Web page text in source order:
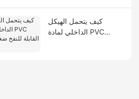
كيف يتحمل الهيكل
الداخلي لمادة PVC